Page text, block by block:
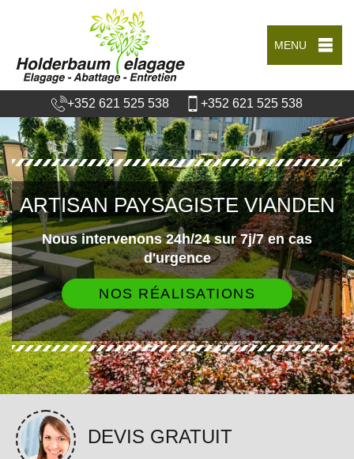
MENU
+352 621 525 538 +352 621 525 538
ARTISAN PAYSAGISTE VIANDEN
Nous intervenons 24h/24 sur 7j/7 en cas
d'urgence
NOS RÉALISATIONS
DEVIS GRATUIT